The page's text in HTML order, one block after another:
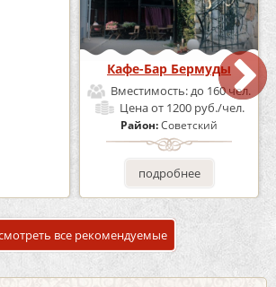
Кафе-Бар Бермуды
Вместимость:до 160 чел.
Ценаот 1200 руб./чел.
Район:Советский
подробнее
все рекомендуемые